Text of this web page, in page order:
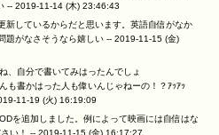
-- 2019-11-14 (木) 23:46:43
新しているからだと思います。英語自信がなか
題がなさそうなら嬉しい -- 2019-11-15 (金)
、自分で書いてみはったんでしょ
も書かはった人も偉いんじゃねーの！？ｱｯｱｯ
11-19 (火) 16:19:09
を追加しました。例によって映画には自信はな
い！ -- 2019-11-15 (金) 16:17:27